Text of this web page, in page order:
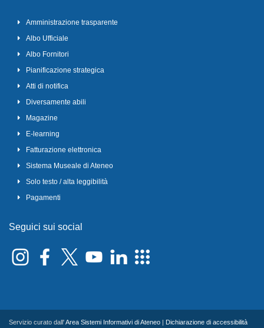
Amministrazione trasparente
Albo Ufficiale
Albo Fornitori
Pianificazione strategica
Atti di notifica
Diversamente abili
Magazine
E-learning
Fatturazione elettronica
Sistema Museale di Ateneo
Solo testo / alta leggibilità
Pagamenti
Seguici sui social
Servizio curato dall'Area Sistemi Informativi di Ateneo Dichiarazione di accessibilità